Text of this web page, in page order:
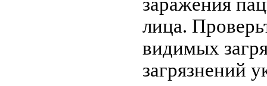
заражения
лица.
видимых
загрязнений